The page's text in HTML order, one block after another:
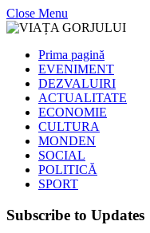
Close Menu
Prima pagină
EVENIMENT
DEZVALUIRI
ACTUALITATE
ECONOMIE
CULTURA
MONDEN
SOCIAL
POLITICĂ
SPORT
Subscribe to Updates